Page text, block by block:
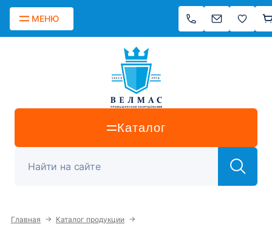
МЕНЮ
Каталог
Главная → Каталог продукции →